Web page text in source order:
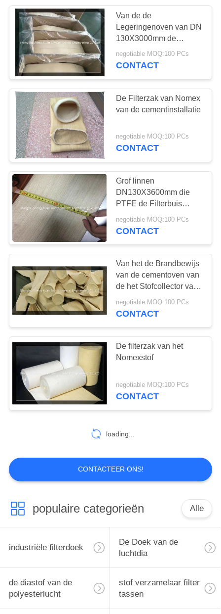
Van de de
Legeringenoven van DN
130X3000mm de
Filterzak van Nomex
negotiable MOQ:100 PCs
CONTACT
De Filterzak van Nomex
van de cementinstallatie
negotiable MOQ:100 PCs
CONTACT
Grof linnen
DN130X3600mm die
PTFE de Filterbuis
onderdompelen van
550gsm Nomex
negotiable MOQ:100 PCs
CONTACT
Van het de Brandbewijs
van de cementoven van
de het Stofcollector van
Nomex de Filterzakken
negotiable MOQ:100 PCs
CONTACT
De filterzak van het
Nomexstof
negotiable MOQ:100 PCs
CONTACT
loading...
CONTACTEER ONS!
populaire categorieën Alle
industriële filterdoek
De Doek van de
luchtdia
de diastof van de
polyesterlucht
stof verzamelaar filter
tassen